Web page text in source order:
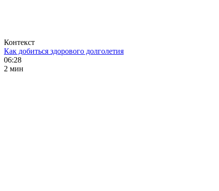
Контекст
Как добиться здорового долголетия
06:28
2 мин